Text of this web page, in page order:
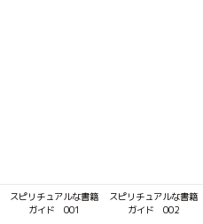
スピリチュアルな書籍
ガイド 001
スピリチュアルな書籍
ガイド 002